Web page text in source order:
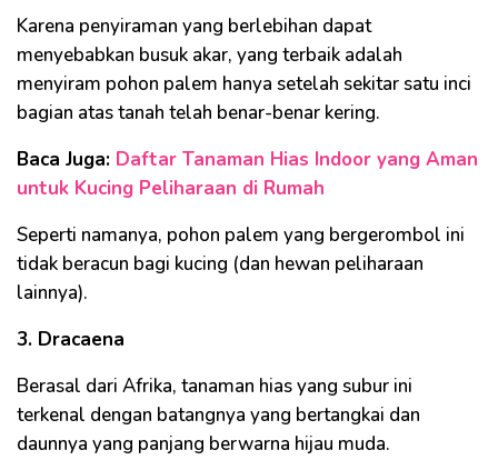
Karena penyiraman yang berlebihan dapat
menyebabkan busuk akar, yang terbaik adalah
menyiram pohon palem hanya setelah sekitar satu inci
bagian atas tanah telah benar-benar kering.
Baca Juga: Daftar Tanaman Hias Indoor yang Aman
untuk Kucing Peliharaan di Rumah
Seperti namanya, pohon palem yang bergerombol ini
tidak beracun bagi kucing (dan hewan peliharaan
lainnya).
3. Dracaena
Berasal dari Afrika, tanaman hias yang subur ini
terkenal dengan batangnya yang bertangkai dan
daunnya yang panjang berwarna hijau muda.